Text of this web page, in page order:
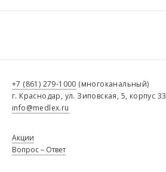
+7 (861) 279-1000 (многоканальный)
г. Краснодар, ул. Зиповская, 5, корпус 33
info@medlex.ru
Акции
Вопрос – Ответ